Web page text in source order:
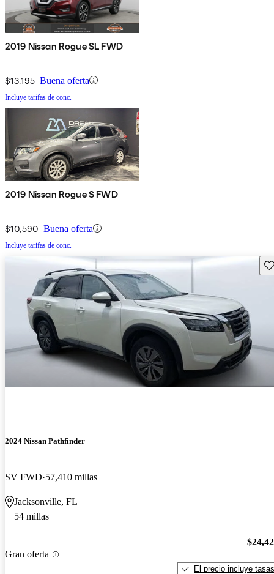
2019 Nissan Rogue SL FWD
$13,195 Buena oferta
Incluye tarifas de conc.
2019 Nissan Rogue S FWD
$10,590 Buena oferta
Incluye tarifas de conc.
2024 Nissan Pathfinder
SV FWD 57,410 millas
Jacksonville, FL
54 millas
Gran oferta
El precio incluye tasas